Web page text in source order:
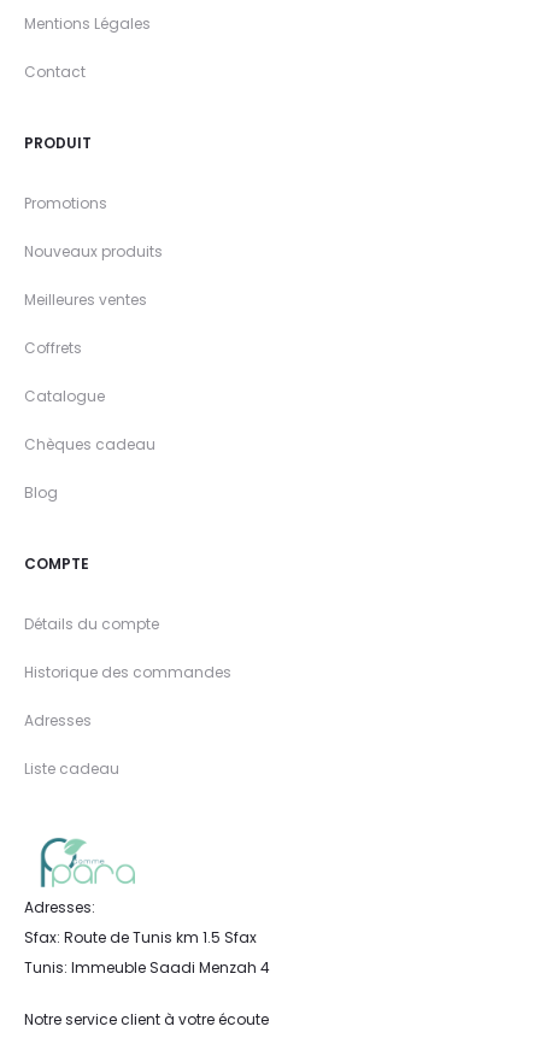
Mentions Légales
Contact
PRODUIT
Promotions
Nouveaux produits
Meilleures ventes
Coffrets
Catalogue
Chèques cadeau
Blog
COMPTE
Détails du compte
Historique des commandes
Adresses
Liste cadeau
Adresses:
Sfax: Route de Tunis km 1.5 Sfax
Tunis: Immeuble Saadi Menzah 4
Notre service client à votre écoute